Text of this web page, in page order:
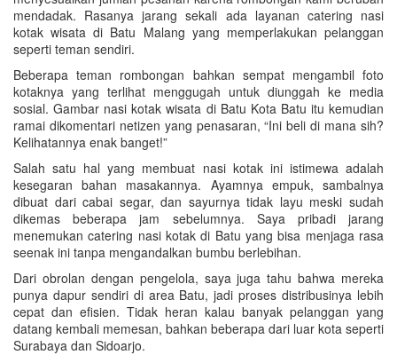
mendadak. Rasanya jarang sekali ada layanan catering nasi
kotak wisata di Batu Malang yang memperlakukan pelanggan
seperti teman sendiri.
Beberapa teman rombongan bahkan sempat mengambil foto
kotaknya yang terlihat menggugah untuk diunggah ke media
sosial. Gambar nasi kotak wisata di Batu Kota Batu itu kemudian
ramai dikomentari netizen yang penasaran, “Ini beli di mana sih?
Kelihatannya enak banget!”
Salah satu hal yang membuat nasi kotak ini istimewa adalah
kesegaran bahan masakannya. Ayamnya empuk, sambalnya
dibuat dari cabai segar, dan sayurnya tidak layu meski sudah
dikemas beberapa jam sebelumnya. Saya pribadi jarang
menemukan catering nasi kotak di Batu yang bisa menjaga rasa
seenak ini tanpa mengandalkan bumbu berlebihan.
Dari obrolan dengan pengelola, saya juga tahu bahwa mereka
punya dapur sendiri di area Batu, jadi proses distribusinya lebih
cepat dan efisien. Tidak heran kalau banyak pelanggan yang
datang kembali memesan, bahkan beberapa dari luar kota seperti
Surabaya dan Sidoarjo.